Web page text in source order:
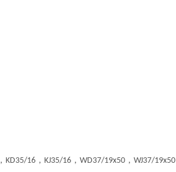
，KD35/16 ，KJ35/16 ，WD37/19x50 ，WJ37/19x50